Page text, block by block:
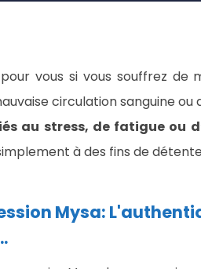
vous si vous souffrez de
circulation sanguine ou
au stress, de fatigue ou
à des fins de
Mysa: